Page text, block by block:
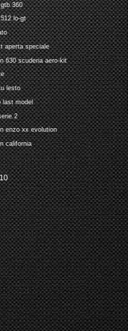
360
lo-gt
aperta speciale
630 scuderia aero-kit
lesto
last model
2
enzo xx evolution
california